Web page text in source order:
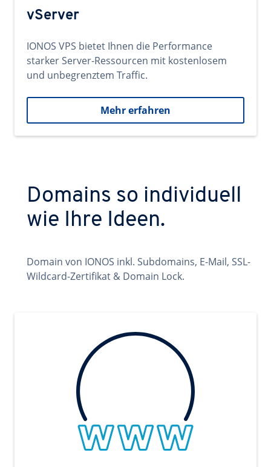
vServer
IONOS VPS bietet Ihnen die Performance
starker Server-Ressourcen mit kostenlosem
und unbegrenztem Traffic.
Mehr erfahren
Domains so individuell
wie Ihre Ideen.
Domain von IONOS inkl. Subdomains, E-Mail, SSL-
Wildcard-Zertifikat & Domain Lock.